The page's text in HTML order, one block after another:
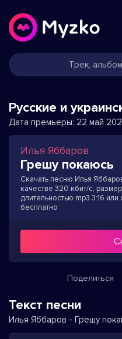
Русские и
Дата премьеры: 22 май
Илья Яббаров
Грешу покаюсь
Скачать песню Илья
качестве 320 кбит/с,
длительностью mp3 3:16 или
бесплатно
Поделиться
Текст песни
Илья Яббаров - Грешу